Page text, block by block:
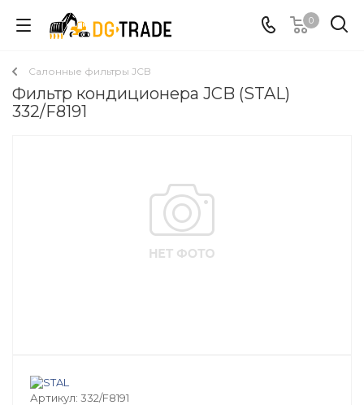
0
Салонные фильтры JCB
Фильтр кондиционера JCB (STAL)
332/F8191
Артикул: 332/F8191